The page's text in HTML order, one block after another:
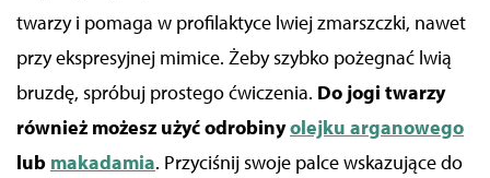
twarzy i pomaga w profilaktyce lwiej zmarszczki, nawet
przy ekspresyjnej mimice. Żeby szybko pożegnać lwią
bruzdę, spróbuj prostego ćwiczenia. Do jogi twarzy
również możesz użyć odrobinyolejku arganowego
lub makadamia. Przyciśnij swoje palce wskazujące do